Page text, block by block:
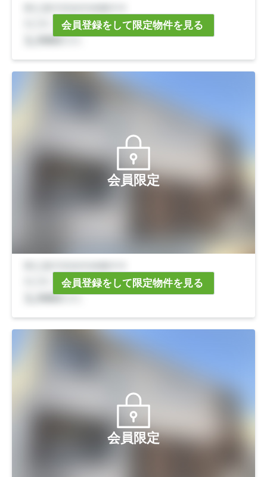
会員登録をして限定物件を見る
会員限定
会員登録をして限定物件を見る
会員限定